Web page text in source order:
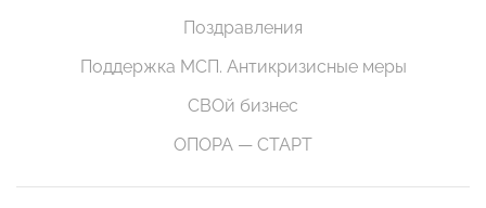
Поздравления
Поддержка МСП. Антикризисные меры
СВОй бизнес
ОПОРА — СТАРТ